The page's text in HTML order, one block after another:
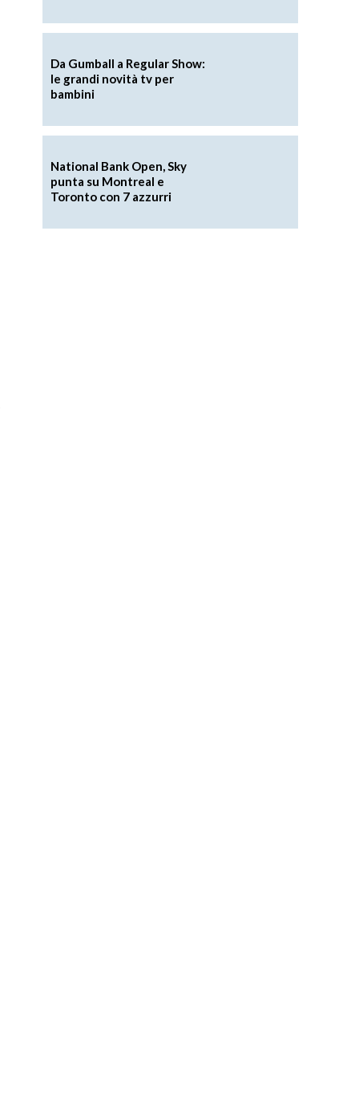
Da Gumball a Regular Show:
le grandi novità tv per
bambini
National Bank Open, Sky
punta su Montreal e
Toronto con 7 azzurri